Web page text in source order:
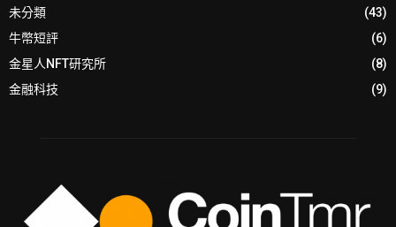
未分類
(43)
牛幣短評
(6)
金星人NFT研究所
(8)
金融科技
(9)